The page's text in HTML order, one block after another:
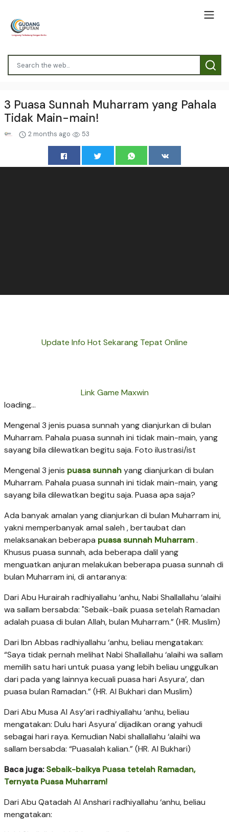
3 Puasa Sunnah Muharram yang Pahala
Tidak Main-main!
2 months ago 53
Update Info Hot Sekarang Tepat Online
Link Game Maxwin
loading...
Mengenal 3 jenis puasa sunnah yang dianjurkan di bulan
Muharram. Pahala puasa sunnah ini tidak main-main, yang
sayang bila dilewatkan begitu saja. Foto ilustrasi/ist
Mengenal 3 jenis puasa sunnahyang dianjurkan di bulan
Muharram. Pahala puasa sunnah ini tidak main-main, yang
sayang bila dilewatkan begitu saja. Puasa apa saja?
Ada banyak amalan yang dianjurkan di bulan Muharram ini,
yakni memperbanyak amal saleh , bertaubat dan
melaksanakan beberapa puasa sunnah Muharram.
Khusus puasa sunnah, ada beberapa dalil yang
menguatkan anjuran melakukan beberapa puasa sunnah di
bulan Muharram ini, di antaranya:
Dari Abu Hurairah radhiyallahu ‘anhu, Nabi Shallallahu ‘alaihi
wa sallam bersabda: "Sebaik-baik puasa setelah Ramadan
adalah puasa di bulan Allah, bulan Muharram.” (HR. Muslim)
Dari Ibn Abbas radhiyallahu ‘anhu, beliau mengatakan:
“Saya tidak pernah melihat Nabi Shallallahu ‘alaihi wa sallam
memilih satu hari untuk puasa yang lebih beliau unggulkan
dari pada yang lainnya kecuali puasa hari Asyura’, dan
puasa bulan Ramadan.” (HR. Al Bukhari dan Muslim)
Dari Abu Musa Al Asy’ari radhiyallahu ‘anhu, beliau
mengatakan: Dulu hari Asyura’ dijadikan orang yahudi
sebagai hari raya. Kemudian Nabi shallallahu ‘alaihi wa
sallam bersabda: “Puasalah kalian.” (HR. Al Bukhari)
Baca juga:Sebaik-baikya Puasa tetelah Ramadan,
Ternyata Puasa Muharram!
Dari Abu Qatadah Al Anshari radhiyallahu ‘anhu, beliau
mengatakan: